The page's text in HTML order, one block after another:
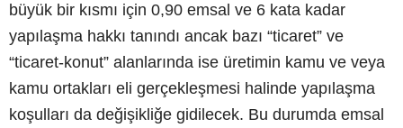
büyük bir kısmı için 0,90 emsal ve 6 kata kadar
yapılaşma hakkı tanındı ancak bazı “ticaret” ve
“ticaret-konut” alanlarında ise üretimin kamu ve veya
kamu ortakları eli gerçekleşmesi halinde yapılaşma
koşulları da değişikliğe gidilecek. Bu durumda emsal